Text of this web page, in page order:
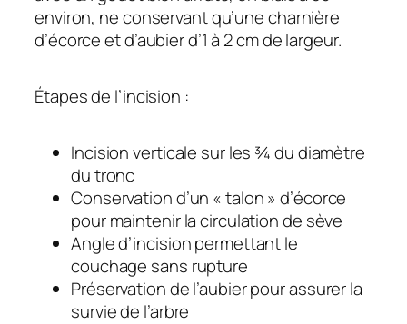
environ, ne conservant qu’une charnière
d’écorce et d’aubier d’1 à 2 cm de largeur.
Étapes de l’incision :
Incision verticale sur les ¾ du diamètre
du tronc
Conservation d’un « talon » d’écorce
pour maintenir la circulation de sève
Angle d’incision permettant le
couchage sans rupture
Préservation de l’aubier pour assurer la
survie de l’arbre